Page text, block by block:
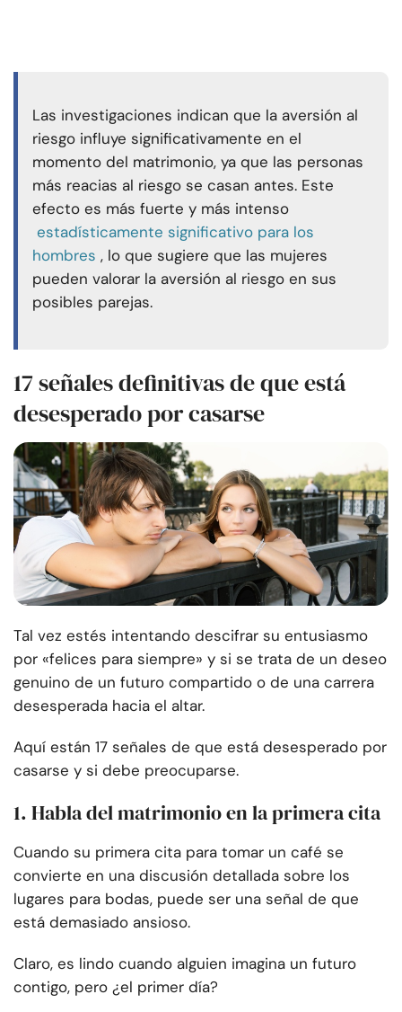
Las investigaciones indican que la aversión al
riesgo influye significativamente en el
momento del matrimonio, ya que las personas
más reacias al riesgo se casan antes. Este
efecto es más fuerte y más intenso
estadísticamente significativo para los
hombres , lo que sugiere que las mujeres
pueden valorar la aversión al riesgo en sus
posibles parejas.
17 señales definitivas de que está
desesperado por casarse
Tal vez estés intentando descifrar su entusiasmo
por «felices para siempre» y si se trata de un deseo
genuino de un futuro compartido o de una carrera
desesperada hacia el altar.
Aquí están 17 señales de que está desesperado por
casarse y si debe preocuparse.
1. Habla del matrimonio en la primera cita
Cuando su primera cita para tomar un café se
convierte en una discusión detallada sobre los
lugares para bodas, puede ser una señal de que
está demasiado ansioso.
Claro, es lindo cuando alguien imagina un futuro
contigo, pero ¿el primer día?